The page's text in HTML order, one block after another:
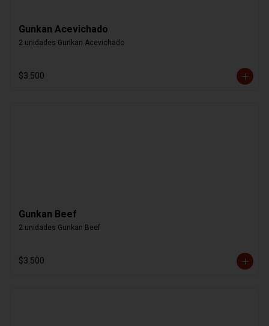
Gunkan Acevichado
2 unidades Gunkan Acevichado
$3.500
Gunkan Beef
2 unidades Gunkan Beef
$3.500